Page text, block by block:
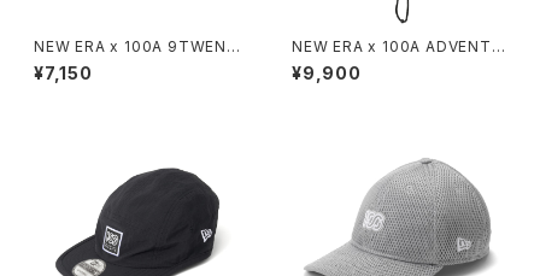
NEW ERA x 100A 9TWENT
Y LV *REFLECTIVE GRID
¥7,150
NEW ERA x 100A ADVENTU
RE LIGHT
¥9,900